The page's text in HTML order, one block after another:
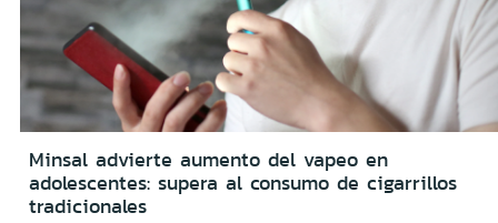
Minsal advierte aumento del vapeo en
adolescentes: supera al consumo de cigarrillos
tradicionales